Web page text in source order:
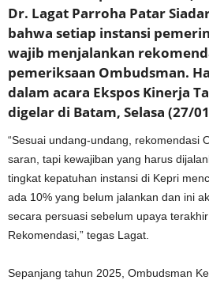
Dr. Lagat Parroha Patar
bahwa setiap instansi
wajib menjalankan
pemeriksaan Ombudsman.
dalam acara Ekspos Kinerja
digelar di Batam, Selasa (27/
“Sesuai undang-undang, rekomendasi
saran, tapi kewajiban yang harus
tingkat kepatuhan instansi di Kepri
ada 10% yang belum jalankan dan ini
secara persuasi sebelum upaya
Rekomendasi,” tegas Lagat.
Sepanjang tahun 2025, Ombudsman